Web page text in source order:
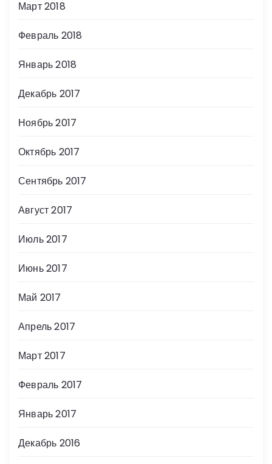
Март 2018
Февраль 2018
Январь 2018
Декабрь 2017
Ноябрь 2017
Октябрь 2017
Сентябрь 2017
Август 2017
Июль 2017
Июнь 2017
Май 2017
Апрель 2017
Март 2017
Февраль 2017
Январь 2017
Декабрь 2016